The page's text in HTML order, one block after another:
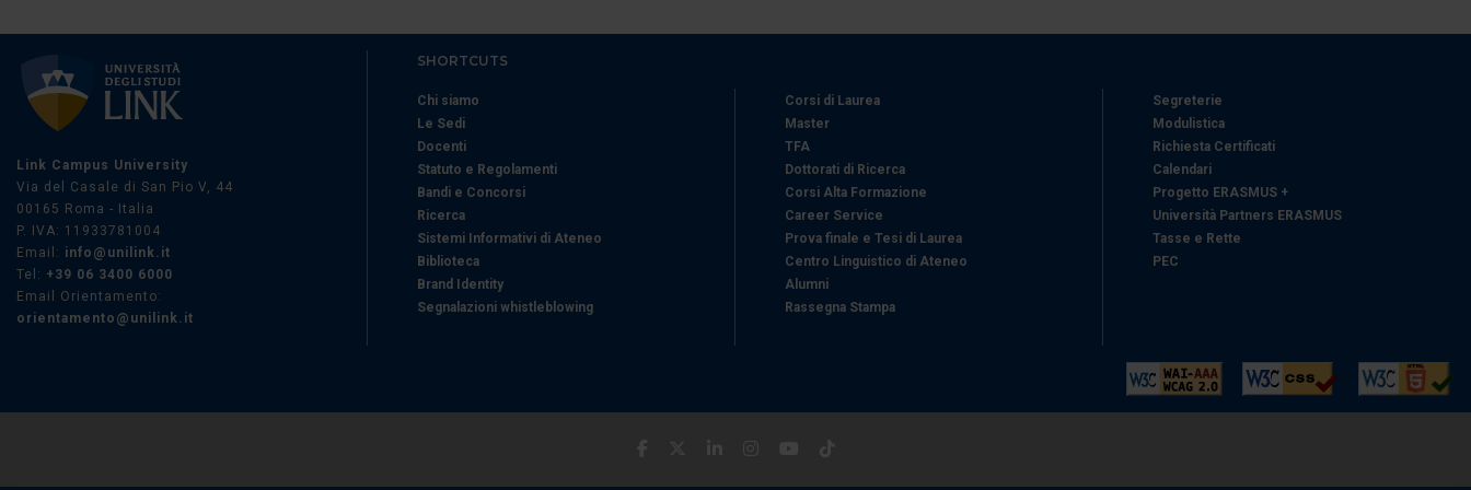
Link Campus University
Via del Casale di San Pio V, 44
00165 Roma - Italia
P. IVA: 11933781004
Email: info@unilink.it
Tel: +39 06 3400 6000
Email Orientamento:
orientamento@unilink.it
SHORTCUTS
Chi siamo
Le Sedi
Docenti
Statuto e Regolamenti
Bandi e Concorsi
Ricerca
Sistemi Informativi di Ateneo
Biblioteca
Brand Identity
Segnalazioni whistleblowing
Corsi di Laurea
Master
TFA
Dottorati di Ricerca
Corsi Alta Formazione
Career Service
Prova finale e Tesi di Laurea
Centro Linguistico di Ateneo
Alumni
Rassegna Stampa
Segreterie
Modulistica
Richiesta Certificati
Calendari
Progetto ERASMUS +
Università Partners ERASMUS
Tasse e Rette
PEC